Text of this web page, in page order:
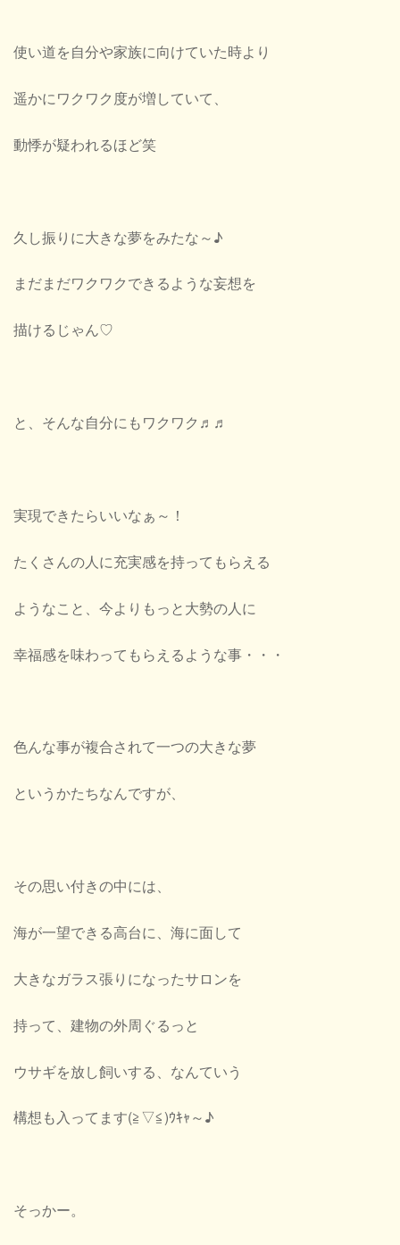
使い道を自分や家族に向けていた時より
遥かにワクワク度が増していて、
動悸が疑われるほど笑
久し振りに大きな夢をみたな～♪
まだまだワクワクできるような妄想を
描けるじゃん♡
と、そんな自分にもワクワク♬♬
実現できたらいいなぁ～！
たくさんの人に充実感を持ってもらえる
ようなこと、今よりもっと大勢の人に
幸福感を味わってもらえるような事・・・
色んな事が複合されて一つの大きな夢
というかたちなんですが、
その思い付きの中には、
海が一望できる高台に、海に面して
大きなガラス張りになったサロンを
持って、建物の外周ぐるっと
ウサギを放し飼いする、なんていう
構想も入ってます(≧▽≦)ｳｷｬ～♪
そっかー。